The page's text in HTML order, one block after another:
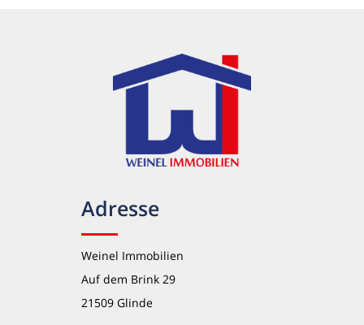
Adresse
Weinel Immobilien
Auf dem Brink 29
21509 Glinde